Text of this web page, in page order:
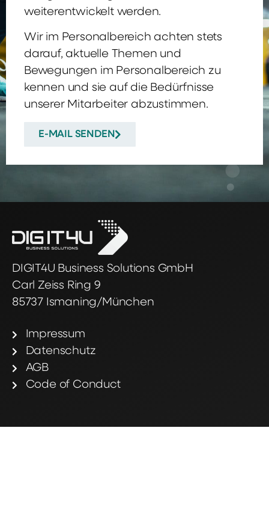
weiterentwickelt werden.
Wir im Personalbereich achten stets
darauf, aktuelle Themen und
Bewegungen im Personalbereich zu
kennen und sie auf die Bedürfnisse
unserer Mitarbeiter abzustimmen.
E-MAIL SENDEN
DIGIT4U Business Solutions GmbH
Carl Zeiss Ring 9
85737 Ismaning/München
Impressum
Datenschutz
AGB
Code of Conduct